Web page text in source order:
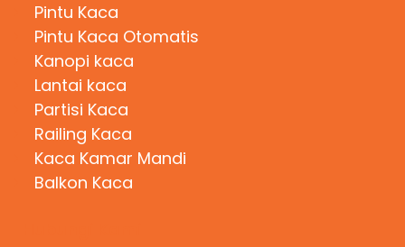
Pintu Kaca
Pintu Kaca Otomatis
Kanopi kaca
Lantai kaca
Partisi Kaca
Railing Kaca
Kaca Kamar Mandi
Balkon Kaca